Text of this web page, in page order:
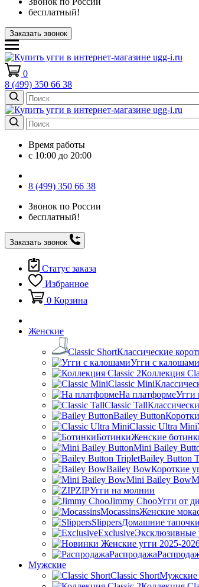
бесплатный!
Заказать звонок
0
8 (499) 350 66 38
Время работы
с 10:00 до 20:00
8 (499) 350 66 38
Звонок по России
бесплатный!
Заказать звонок
Статус заказа
Избранное
0 Корзина
Женские
Classic ShortКлассические
Угги с калошами
Коллекция
Classic Mini
На платформеУгги
Classic Tall
Bailey Button
Classic Ultra Mini
БотинкиЖенские
Mini Bailey
Bailey Button
Bailey BowКороткие
Mini Bailey Bow
ZIPУгги на молнии
Jimmy ChooУгги от
MocassinsЖенские
SlippersДомашние
ExclusiveЭксклюзивные
Распродажа
Мужские
Classic ShortМужские